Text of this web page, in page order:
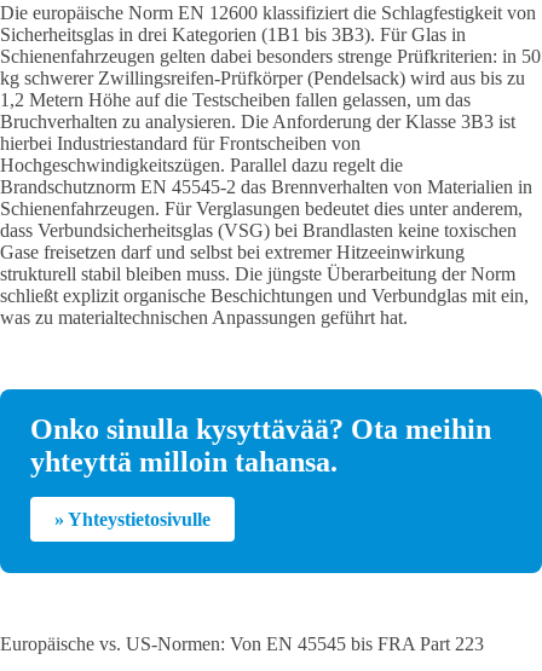
Die europäische Norm EN 12600 klassifiziert die Schlagfestigkeit von
Sicherheitsglas in drei Kategorien (1B1 bis 3B3). Für Glas in
Schienenfahrzeugen gelten dabei besonders strenge Prüfkriterien: in 50
kg schwerer Zwillingsreifen-Prüfkörper (Pendelsack) wird aus bis zu
1,2 Metern Höhe auf die Testscheiben fallen gelassen, um das
Bruchverhalten zu analysieren. Die Anforderung der Klasse 3B3 ist
hierbei Industriestandard für Frontscheiben von
Hochgeschwindigkeitszügen. Parallel dazu regelt die
Brandschutznorm EN 45545-2 das Brennverhalten von Materialien in
Schienenfahrzeugen. Für Verglasungen bedeutet dies unter anderem,
dass Verbundsicherheitsglas (VSG) bei Brandlasten keine toxischen
Gase freisetzen darf und selbst bei extremer Hitzeeinwirkung
strukturell stabil bleiben muss. Die jüngste Überarbeitung der Norm
schließt explizit organische Beschichtungen und Verbundglas mit ein,
was zu materialtechnischen Anpassungen geführt hat.
Onko sinulla kysyttävää? Ota meihin
yhteyttä milloin tahansa.
» Yhteystietosivulle
Europäische vs. US-Normen: Von EN 45545 bis FRA Part 223